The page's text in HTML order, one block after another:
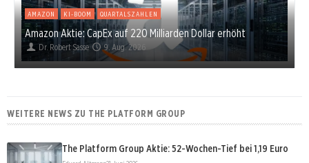
AMAZON KI-BOOM QUARTALSZAHLEN
Amazon Aktie: CapEx auf 220 Milliarden Dollar erhöht
Dr. Robert Sasse 9. Aug. 2026
WEITERE NEWS ZU THE PLATFORM GROUP
The Platform Group Aktie: 52-Wochen-Tief bei 1,19 Euro